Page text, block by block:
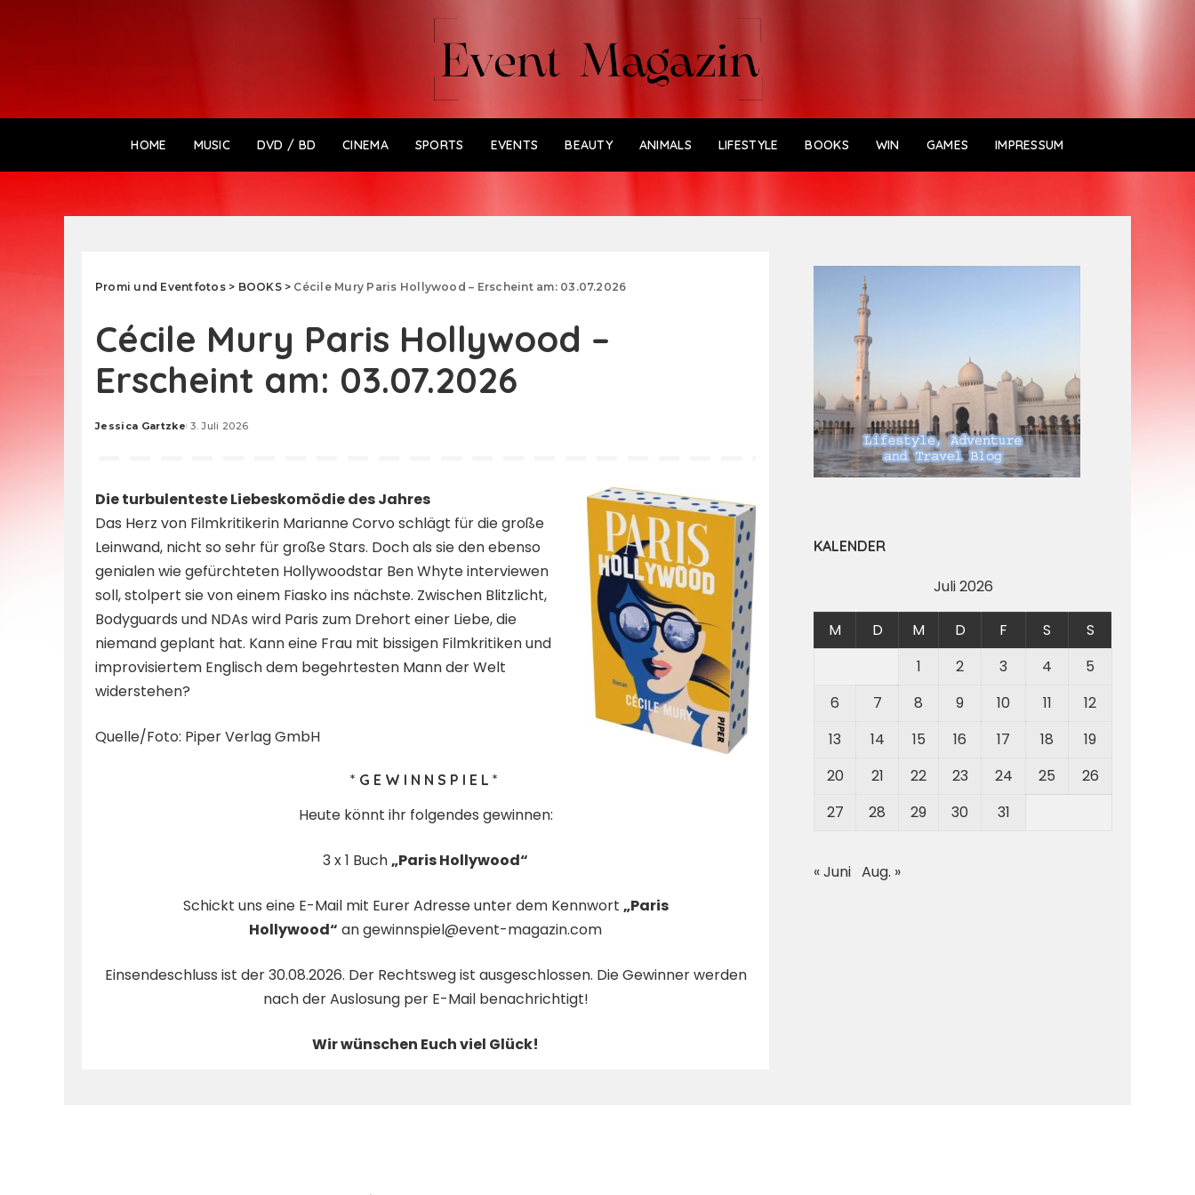
HOME MUSIC DVD / BD CINEMA SPORTS EVENTS BEAUTY ANIMALS LIFESTYLE BOOKS WIN GAMES IMPRESSUM
Promi und Eventfotos> BOOKS> Cécile Mury Paris Hollywood – Erscheint am: 03.07.2026
Cécile Mury Paris Hollywood –
Erscheint am: 03.07.2026
Posted
Jessica Gartzke 3. Juli 2026
Die turbulenteste Liebeskomödie des Jahres​
Das Herz von Filmkritikerin Marianne Corvo schlägt für die große
Leinwand, nicht so sehr für große Stars. Doch als sie den ebenso
genialen wie gefürchteten Hollywoodstar Ben Whyte interviewen
soll, stolpert sie von einem Fiasko ins nächste. Zwischen Blitzlicht,
Bodyguards und NDAs wird Paris zum Drehort einer Liebe, die
niemand geplant hat. Kann eine Frau mit bissigen Filmkritiken und
improvisiertem Englisch dem begehrtesten Mann der Welt
widerstehen?
Quelle/Foto: Piper Verlag GmbH
* G E W I N N S P I E L *
Heute könnt ihr folgendes gewinnen:
3 x 1 Buch„Paris Hollywood“
Schickt uns eine E-Mail mit Eurer Adresse unter dem Kennwort „Paris
Hollywood“ angewinnspiel@event-magazin.com
Einsendeschluss ist der 30.08.2026. Der Rechtsweg ist ausgeschlossen. Die Gewinner werden
nach der Auslosung per E-Mail benachrichtigt!
Wir wünschen Euch viel Glück!
KALENDER
Juli 2026
M D M D F S
S
1
2 3 4
5
6
7 8 9 10 11
12
13
14 15 16 17 18
19
20
21 22 23 24 25
26
27
28 29 30 31
« Juni Aug. »